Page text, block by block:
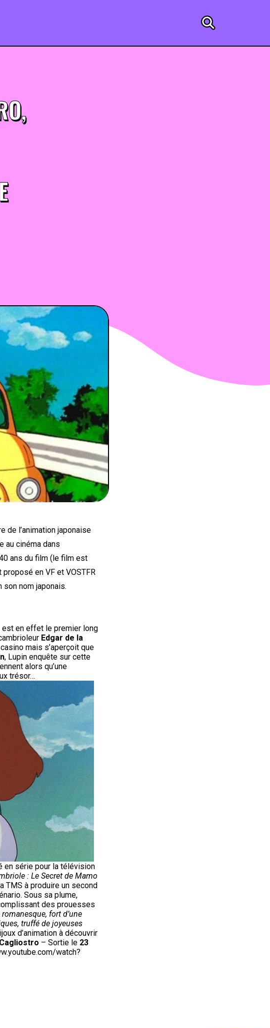
de l’animation japonaise
au cinéma dans
ans du film (le film est
proposé en VF et VOSTFR
son nom japonais.
est en effet le premier long
Edgar de la
mais s’aperçoit que
, Lupin enquête sur cette
alors qu’une
trésor…
en série pour la télévision
: Le Secret de Mamo
TMS à produire un second
Sous sa plume,
des prouesses
fort d’une
truffé de joyeuses
d’animation à découvrir
– Sortie le 23
watch?